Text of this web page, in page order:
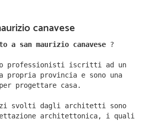
canavese
a san maurizio canavese ?
professionisti iscritti ad un
propria provincia e sono una
progettare casa.
svolti dagli architetti sono
architettonica, i quali